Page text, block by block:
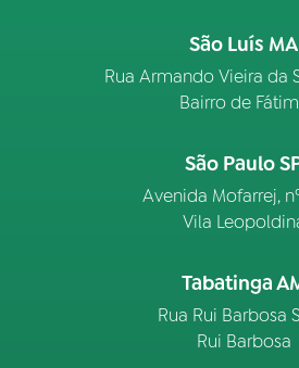
São Luís MA
Rua Armando Vieira da
Bairro de
São Paulo
Avenida Mofarrej,
Vila
Tabatinga
Rua Rui Barbosa
Rui Barbosa